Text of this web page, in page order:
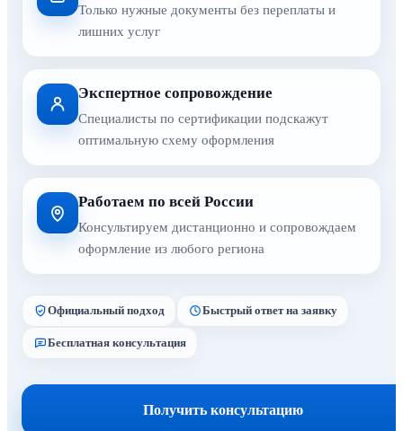
Только нужные документы без переплаты и
лишних услуг
Экспертное сопровождение
Специалисты по сертификации подскажут
оптимальную схему оформления
Работаем по всей России
Консультируем дистанционно и сопровождаем
оформление из любого региона
Официальный подход Быстрый ответ на заявку
Бесплатная консультация
Получить консультацию